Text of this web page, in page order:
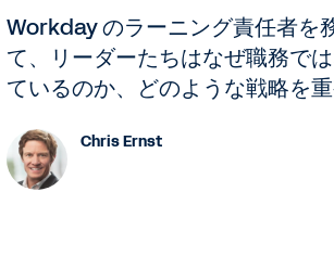
Workday のラーニング責任者を
て、リーダーたちはなぜ職務で
ているのか、どのような戦略を
Chris Ernst